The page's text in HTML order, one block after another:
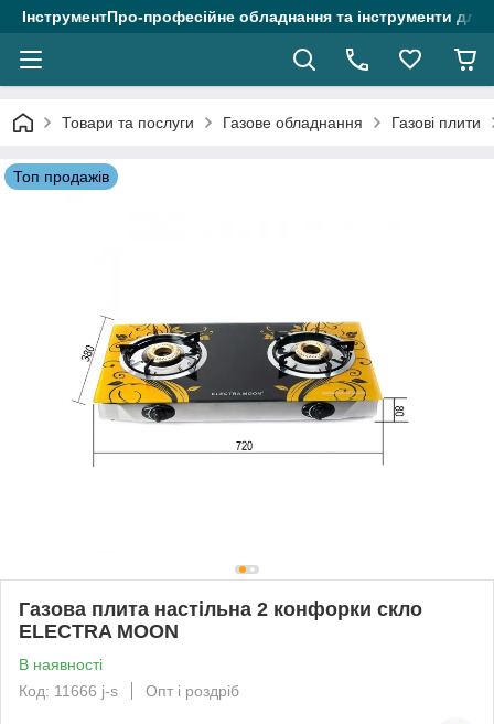
ІнструментПро-професійне обладнання та інструменти для
Товари та послуги Газове обладнання Газові плити
Топ продажів
Газова плита настільна 2 конфорки скло
ELECTRA MOON
В наявності
Код: 11666 j-s
Опт і роздріб